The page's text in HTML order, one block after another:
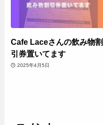
Cafe Laceさんの飲み物割
引券置いてます
2025年4月5日